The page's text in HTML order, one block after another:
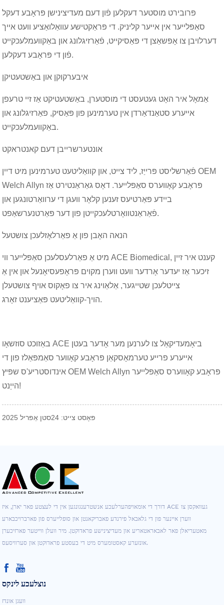
פּרובירט מוסטער דעקלען פֿון דעם מעדיצינישן פּראָבע דעקל
סאַפּלייער אין אייער קליניק. די פּראַקטישע עוואַלואַציע וועט אייך
דערלויבן צו אָפּשאַצן די פּאַסיקייט, פֿאַרזיגלונג און באַקוועמלעכקייט
פֿון די פּראָבע דעקלען.
איבערקוקן און באַשטעטיקן
אַמאָל איר האָט געטעסט די מוסטערן, באַשטעטיקט אַז זיי טרעפן
אייערע סטאַנדאַרדן אין טערמינען פון פּאַסיק, פאַרזיגלונג און
באַקוועמלעכקייט.
אונטערשרייבן דעם קאנטראקט
פֿאַרשליסט פּרייַז, ליד צייט, און קוואַליטעט טערמינען מיט דיין OEM
Welch Allyn פּראָבע קאָווערס סאַפּלייער. דאָס גאַראַנטירט אַז
ביידע פּאַרטיעס זענען קלאָר וועגן די ערוואַרטונגען און
פֿאַראַנטוואָרטלעכקייטן פון דער פּאַרטנערשאַפט.
הנאה האָבן פון אַ פאַרלאָזלעכן צושטעל
מיט אַ פאַרלעסלעכן סאַפּלייער ווי ACE Biomedical, קענט איר זיין
זיכער אַז יעדער אָרדער וועט ווערן מקוים פּראָפעסיאָנעל און אין אַ
צייטלעכן שטייגער, אַלאַוינג איר צו פאָקוס אויף צושטעלן
הויך-קוואַליטעט פּאַציענט זאָרג.
באַזוכט סוזשאָו ACE ביאָמעדיקאַל צו לערנען מער אָדער בעטן
אייערע פרייע טערמאָסקאַן פּראָבע קאָווער סאַמפּאַלז פון די
אינדוסטריע'ס שפּיץ OEM Welch Allyn פּראָבע קאָווערס סאַפּלייער
הייַנט!
פּאָסט צייט: 24סטן אַפּריל 2025
דורך די אומאויפהערלעכע אנשטרענגונגען אין די לעצטע פאר יארן, איז ACE געוואקסן צו
ווערן איינער פון די גלאבאל פירנדע פאבריקאנטן און סופלייערס פון פארברויכבארע
מאטעריאלן פאר לאבאראטאריע און מעדיצינישע פראדוקטן. מיר וועלן ווייטער פארזיכערן
אונזערע קאסטומערס מיט די בעסטע פראדוקטן און סערוויסעס.
נוצלעכע לינקס
וועגן אונדז